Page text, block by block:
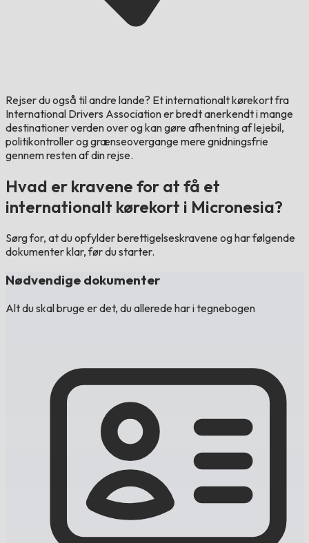
Rejser du også til andre lande? Et internationalt kørekort fra
International Drivers Association er bredt anerkendt i mange
destinationer verden over og kan gøre afhentning af lejebil,
politikontroller og grænseovergange mere gnidningsfrie
gennem resten af din rejse.
Hvad er kravene for at få et
internationalt kørekort i Micronesia?
Sørg for, at du opfylder berettigelseskravene og har følgende
dokumenter klar, før du starter.
Nødvendige dokumenter
Alt du skal bruge er det, du allerede har i tegnebogen